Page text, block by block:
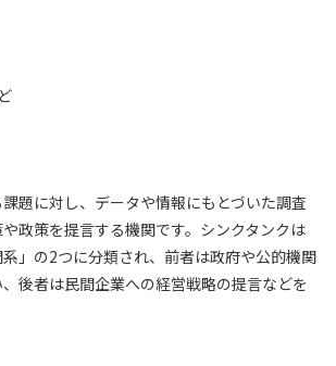
題に対し、データや情報にもとづいた調査
政策を提言する機関です。シンクタンクは
系」の2つに分類され、前者は政府や公的機関
後者は民間企業への経営戦略の提言などを